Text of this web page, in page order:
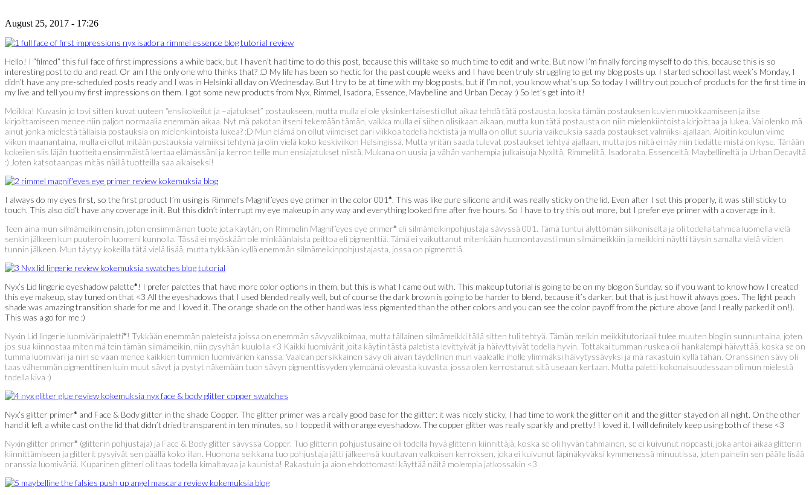
August 25, 2017 - 17:26
Hello! I ”filmed” this full face of first impressions a while back, but I haven’t had time to do this post, because this will take so much time to edit and write. But now I’m finally forcing myself to do this, because this is so
interesting post to do and read. Or am I the only one who thinks that? :D My life has been so hectic for the past couple weeks and I have been truly struggling to get my blog posts up. I started school last week’s Monday, I
didn’t have any pre-scheduled posts ready and I was in Helsinki all day on Wednesday. But I try to be at time with my blog posts, but if I’m not, you know what’s up. So today I will try out pouch of products for the first time in
my live and tell you my first impressions on them. I got some new products from Nyx, Rimmel, Isadora, Essence, Maybelline and Urban Decay :) So let’s get into it!
Moikka! Kuvasin jo tovi sitten kuvat uuteen “ensikokeilut ja –ajatukset” postaukseen, mutta mulla ei ole yksinkertaisesti ollut aikaa tehdä tätä postausta, koska tämän postauksen kuvien muokkaamiseen ja itse
kirjoittamiseen menee niin paljon normaalia enemmän aikaa. Nyt mä pakotan itseni tekemään tämän, vaikka mulla ei siihen olisikaan aikaan, mutta kun tätä postausta on niin mielenkiintoista kirjoittaa ja lukea. Vai olenko mä
ainut jonka mielestä tällaisia postauksia on mielenkiintoista lukea? :D Mun elämä on ollut viimeiset pari viikkoa todella hektistä ja mulla on ollut suuria vaikeuksia saada postaukset valmiiksi ajallaan. Aloitin koulun viime
viikon maanantaina, mulla ei ollut mitään postauksia valmiiksi tehtynä ja olin vielä koko keskiviikon Helsingissä. Mutta yritän saada tulevat postaukset tehtyä ajallaan, mutta jos niitä ei näy niin tiedätte mistä on kyse. Tänään
kokeilen siis läjän tuotteita ensimmäistä kertaa elämässäni ja kerron teille mun ensiajatukset niistä. Mukana on uusia ja vähän vanhempia julkaisuja Nyxiltä, Rimmeliltä, Isadoralta, Essenceltä, Maybellineltä ja Urban Decayltä
:) Joten katsotaanpas mitäs näillä tuotteilla saa aikaiseksi!
I always do my eyes first, so the first product I’m using is Rimmel’s Magnif’eyes eye primer in the color 001*. This was like pure silicone and it was really sticky on the lid. Even after I set this properly, it was still sticky to
touch. This also did’t have any coverage in it. But this didn’t interrupt my eye makeup in any way and everything looked fine after five hours. So I have to try this out more, but I prefer eye primer with a coverage in it.
Teen aina mun silmämeikin ensin, joten ensimmäinen tuote jota käytän, on Rimmelin Magnif’eyes eye primer* eli silmämeikinpohjustaja sävyssä 001. Tämä tuntui älyttömän silikoniselta ja oli todella tahmea luomella vielä
senkin jälkeen kun puuteroin luomeni kunnolla. Tässä ei myöskään ole minkäänlaista peittoa eli pigmenttiä. Tämä ei vaikuttanut mitenkään huonontavasti mun silmämeikkiin ja meikkini näytti täysin samalta vielä viiden
tunnin jälkeen. Mun täytyy kokeilla tätä vielä lisää, mutta tykkään kyllä enemmän silmämeikinpohjustajasta, jossa on pigmenttiä.
Nyx’s Lid lingerie eyeshadow palette*! I prefer palettes that have more color options in them, but this is what I came out with. This makeup tutorial is going to be on my blog on Sunday, so if you want to know how I created
this eye makeup, stay tuned on that <3 All the eyeshadows that I used blended really well, but of course the dark brown is going to be harder to blend, because it’s darker, but that is just how it always goes. The light peach
shade was amazing transition shade for me and I loved it. The orange shade on the other hand was less pigmented than the other colors and you can see the color payoff from the picture above (and I really packed it on!).
This was a go for me :)
Nyxin Lid lingerie luomiväripaletti*! Tykkään enemmän paleteista joissa on enemmän sävyvalikoimaa, mutta tällainen silmämeikki tällä sitten tuli tehtyä. Tämän meikin meikkitutoriaali tulee muuten blogiin sunnuntaina, joten
jos sua kiinnostaa miten mä tein tämän silmämeikin, niin pysyhän kuulolla <3 Kaikki luomivärit joita käytin tästä paletista levittyivät ja häivyttyivät todella hyvin. Tottakai tumman ruskea oli hankalempi häivyttää, koska se on
tumma luomiväri ja niin se vaan menee kaikkien tummien luomivärien kanssa. Vaalean persikkainen sävy oli aivan täydellinen mun vaalealle iholle ylimmäksi häivytyssävyksi ja mä rakastuin kyllä tähän. Oranssinen sävy oli
taas vähemmän pigmenttinen kuin muut sävyt ja pystyt näkemään tuon sävyn pigmenttisyyden ylempänä olevasta kuvasta, jossa olen kerrostanut sitä useaan kertaan. Mutta paletti kokonaisuudessaan oli mun mielestä
todella kiva :)
Nyx’s glitter primer* and Face & Body glitter in the shade Copper. The glitter primer was a really good base for the glitter: it was nicely sticky, I had time to work the glitter on it and the glitter stayed on all night. On the other
hand it left a white cast on the lid that didn’t dried transparent in ten minutes, so I topped it with orange eyeshadow. The copper glitter was really sparkly and pretty! I loved it. I will definitely keep using both of these <3
Nyxin glitter primer* (glitterin pohjustaja) ja Face & Body glitter sävyssä Copper. Tuo glitterin pohjustusaine oli todella hyvä glitterin kiinnittäjä, koska se oli hyvän tahmainen, se ei kuivunut nopeasti, joka antoi aikaa glitterin
kiinnittämiseen ja glitterit pysyivät sen päällä koko illan. Huonona seikkana tuo pohjustaja jätti jälkeensä kuultavan valkoisen kerroksen, joka ei kuivunut läpinäkyväksi kymmenessä minuutissa, joten painelin sen päälle lisää
oranssia luomiväriä. Kuparinen glitteri oli taas todella kimaltavaa ja kaunista! Rakastuin ja aion ehdottomasti käyttää näitä molempia jatkossakin <3